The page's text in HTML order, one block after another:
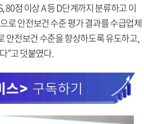
80점 이상 A 등 D단계까지 분류하고 이
로 안전보건 수준 평가 결과를 수급업체
안전보건 수준을 향상하도록 유도하고,
”고 덧붙였다.